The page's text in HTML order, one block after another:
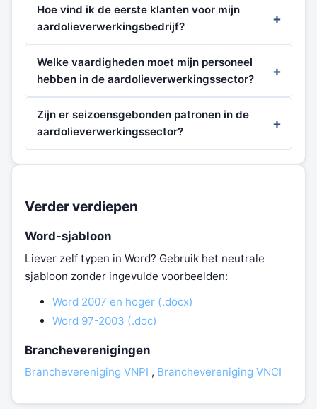
Hoe vind ik de eerste klanten voor mijn
aardolieverwerkingsbedrijf?
Welke vaardigheden moet mijn personeel
hebben in de aardolieverwerkingssector?
Zijn er seizoensgebonden patronen in de
aardolieverwerkingssector?
Verder verdiepen
Word-sjabloon
Liever zelf typen in Word? Gebruik het neutrale
sjabloon zonder ingevulde voorbeelden:
Word 2007 en hoger (.docx)
Word 97-2003 (.doc)
Brancheverenigingen
Branchevereniging VNPI , Branchevereniging VNCI